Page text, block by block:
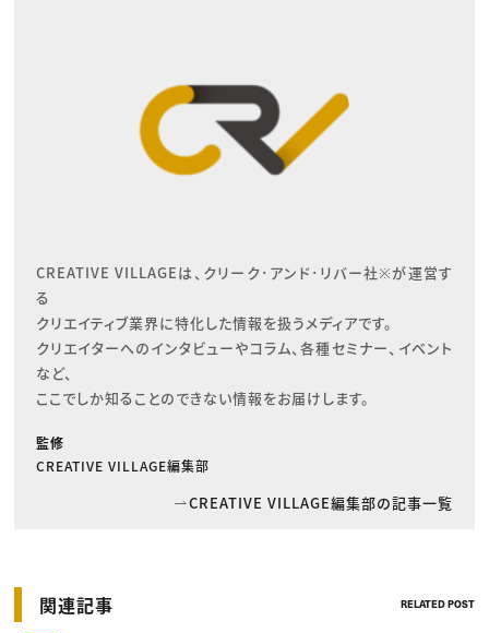
CREATIVE VILLAGEは、クリーク･アンド･リバー社※が運営す
る
クリエイティブ業界に特化した情報を扱うメディアです。
クリエイターへのインタビューやコラム、各種セミナー、イベント
など、
ここでしか知ることのできない情報をお届けします。
監修
CREATIVE VILLAGE編集部
CREATIVE VILLAGE編集部の記事一覧
関連記事 RELATED POST